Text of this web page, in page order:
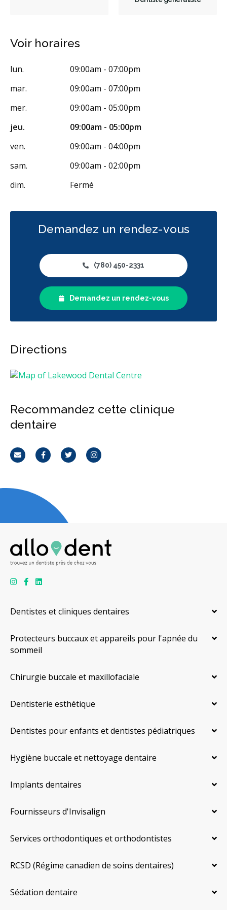
Voir horaires
lun.
09:00am - 07:00pm
mar.
09:00am - 07:00pm
mer.
09:00am - 05:00pm
jeu.
09:00am - 05:00pm
ven.
09:00am - 04:00pm
sam.
09:00am - 02:00pm
dim.
Fermé
Demandez un rendez-vous
(780) 450-2331
Demandez un rendez-vous
Directions
Recommandez cette clinique
dentaire
CourrielFacebookTwitterInstagram
Dentistes et cliniques dentaires
Protecteurs buccaux et appareils pour l'apnée du
sommeil
Chirurgie buccale et maxillofaciale
Dentisterie esthétique
Dentistes pour enfants et dentistes pédiatriques
Hygiène buccale et nettoyage dentaire
Implants dentaires
Fournisseurs d'Invisalign
Services orthodontiques et orthodontistes
RCSD (Régime canadien de soins dentaires)
Sédation dentaire